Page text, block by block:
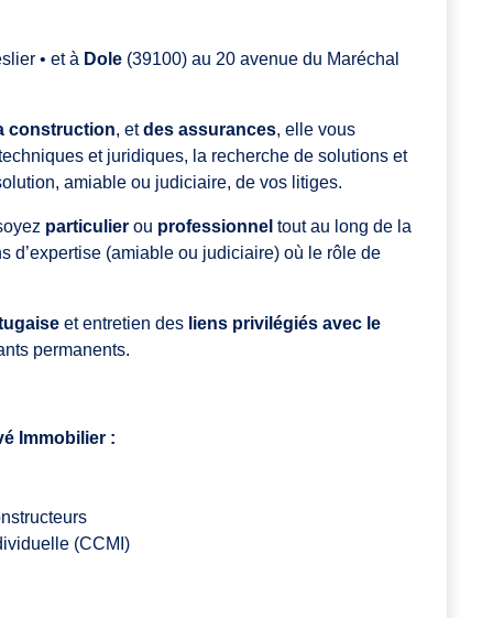
• et à Dole (39100) au 20 avenue du Maréchal
construction, etdes assurances, elle vous
et juridiques, la recherche de solutions et
amiable ou judiciaire, de vos litiges.
particulier ou professionnel tout au long de la
d’expertise (amiable ou judiciaire) où le rôle de
et entretien des liens privilégiés avec le
permanents.
Immobilier :
(CCMI)